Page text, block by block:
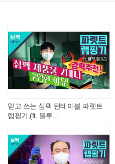
믿고 쓰는 심팩 턴테이블 파렛트
랩핑기,(ft. 블루...